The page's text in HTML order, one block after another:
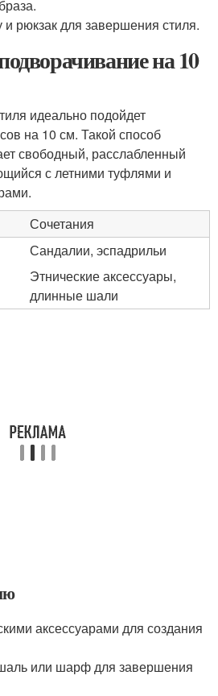
и рюкзак для завершения стиля.
на 10
идеально подойдет
на 10 см. Такой способ
свободный, расслабленный
с летними туфлями и
Сочетания
Сандалии, эспадрильи
Этнические аксессуары,
длинные шали
аксессуарами для создания
или шарф для завершения